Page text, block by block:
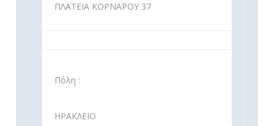
ΠΛΑΤΕΙΑ ΚΟΡΝΑΡΟΥ 37
Πόλη :
ΗΡΑΚΛΕΙΟ